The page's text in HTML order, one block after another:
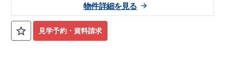
見学予約・資料請求
物件詳細を見る